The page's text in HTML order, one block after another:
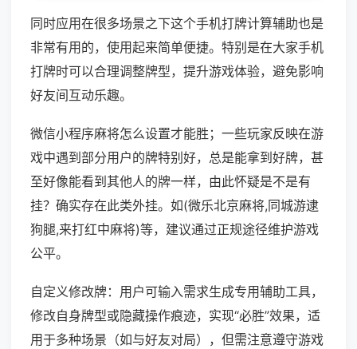
同时应用在很多场景之下这个手机打牌计算辅助也是
非常有用的，使用起来简单便捷。特别是在大家手机
打牌时可以合理调整牌型，提升游戏体验，避免影响
好友间互动乐趣。
微信小程序麻将怎么设置才能胜；一些玩家反映在游
戏中遇到部分用户的牌特别好，总是能拿到好牌，甚
至好像能看到其他人的牌一样，由此怀疑是不是有
挂？确实存在此类外挂。如(微乐北京麻将,同城游逮
狗腿,来打红中麻将)等，建议通过正规途径维护游戏
公平。
自定义修改牌：用户可输入需求生成专用辅助工具，
修改自身牌型或隐藏操作痕迹，实现“必胜”效果，适
用于多种场景（如与好友对局），但需注意遵守游戏